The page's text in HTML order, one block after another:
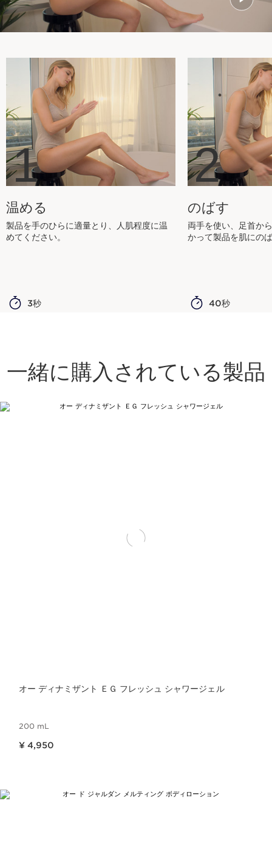
1
温める
製品を手のひらに適量とり、人肌程度に温
めてください。
3秒
2
のばす
両手を使い、足首か
かって製品を肌にの
40秒
一緒に購入されている製品
オー ディナミザント ＥＧ フレッシュ シャワージェル
200 mL
¥ 4,950